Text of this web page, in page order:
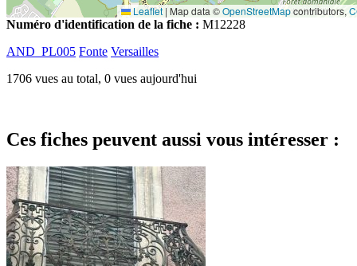
Leaflet | Map data ©OpenStreetMapcontributors,
Numéro d'identification de la fiche : M12228
AND_PL005 Fonte Versailles
1706 vues au total, 0 vues aujourd'hui
Ces fiches peuvent aussi vous intéresser :